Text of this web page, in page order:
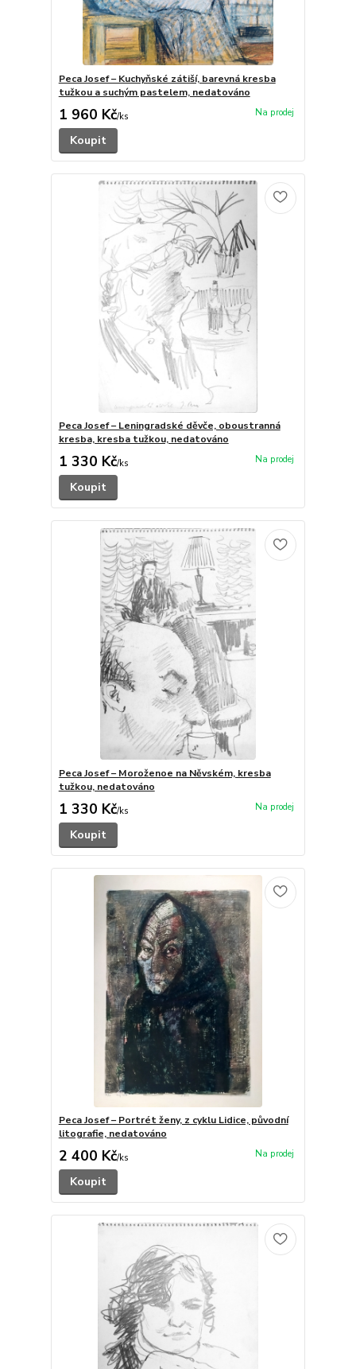
Peca Josef – Kuchyňské zátiší, barevná kresba
tužkou a suchým pastelem, nedatováno
1 960 Kč/ks
Koupit
Peca Josef – Leningradské děvče, oboustranná
kresba, kresba tužkou, nedatováno
1 330 Kč/ks
Koupit
Peca Josef – Moroženoe na Něvském, kresba
tužkou, nedatováno
1 330 Kč/ks
Koupit
Peca Josef – Portrét ženy, z cyklu Lidice, původní
litografie, nedatováno
2 400 Kč/ks
Koupit